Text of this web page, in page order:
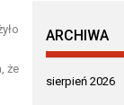
że
ARCHIWA
sierpień 2026